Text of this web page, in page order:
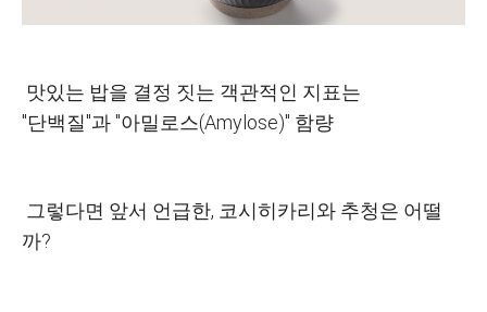
맛있는 밥을 결정 짓는 객관적인 지표는
"단백질"과 "아밀로스(Amylose)" 함량
그렇다면 앞서 언급한, 코시히카리와 추청은 어떨
까?